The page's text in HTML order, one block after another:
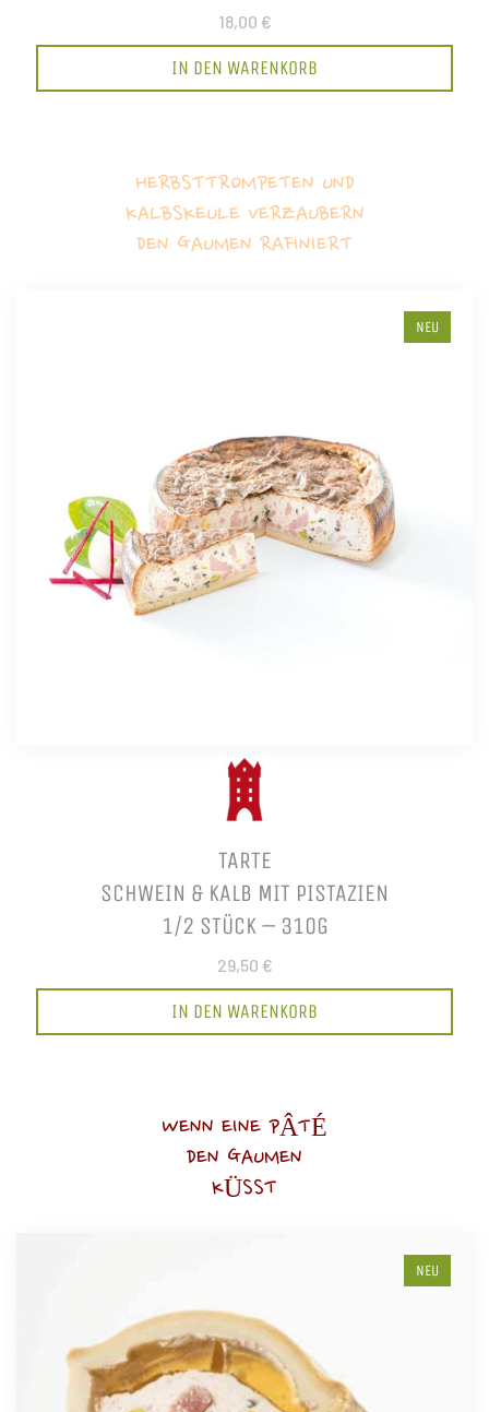
18,00 €
IN DEN WARENKORB
HERBSTTROMPETEN UND
KALBSKEULE VERZAUBERN
DEN GAUMEN RAFINIERT
NEU
TARTE
SCHWEIN & KALB MIT PISTAZIEN
1/2 STÜCK – 310G
29,50 €
IN DEN WARENKORB
WENN EINE PÂTÉ
DEN GAUMEN
KÜSST
NEU